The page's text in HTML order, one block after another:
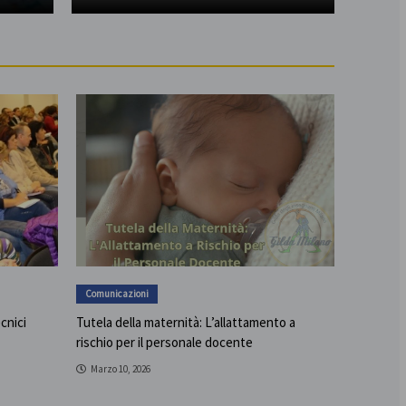
Comunicazioni
Tutela della maternità: L’allattamento a
rischio per il personale docente
Marzo 10, 2026